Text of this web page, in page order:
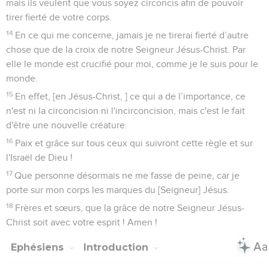
mais ils veulent que vous soyez circoncis afin de pouvoir
tirer fierté de votre corps.
14 En ce qui me concerne, jamais je ne tirerai fierté d’autre
chose que de la croix de notre Seigneur Jésus-Christ. Par
elle le monde est crucifié pour moi, comme je le suis pour le
monde.
15 En effet, [en Jésus-Christ, ] ce qui a de l’importance, ce
n'est ni la circoncision ni l'incirconcision, mais c'est le fait
d'être une nouvelle créature.
16 Paix et grâce sur tous ceux qui suivront cette règle et sur
l'Israël de Dieu !
17 Que personne désormais ne me fasse de peine, car je
porte sur mon corps les marques du [Seigneur] Jésus.
18 Frères et sœurs, que la grâce de notre Seigneur Jésus-
Christ soit avec votre esprit ! Amen !
Ephésiens Introduction